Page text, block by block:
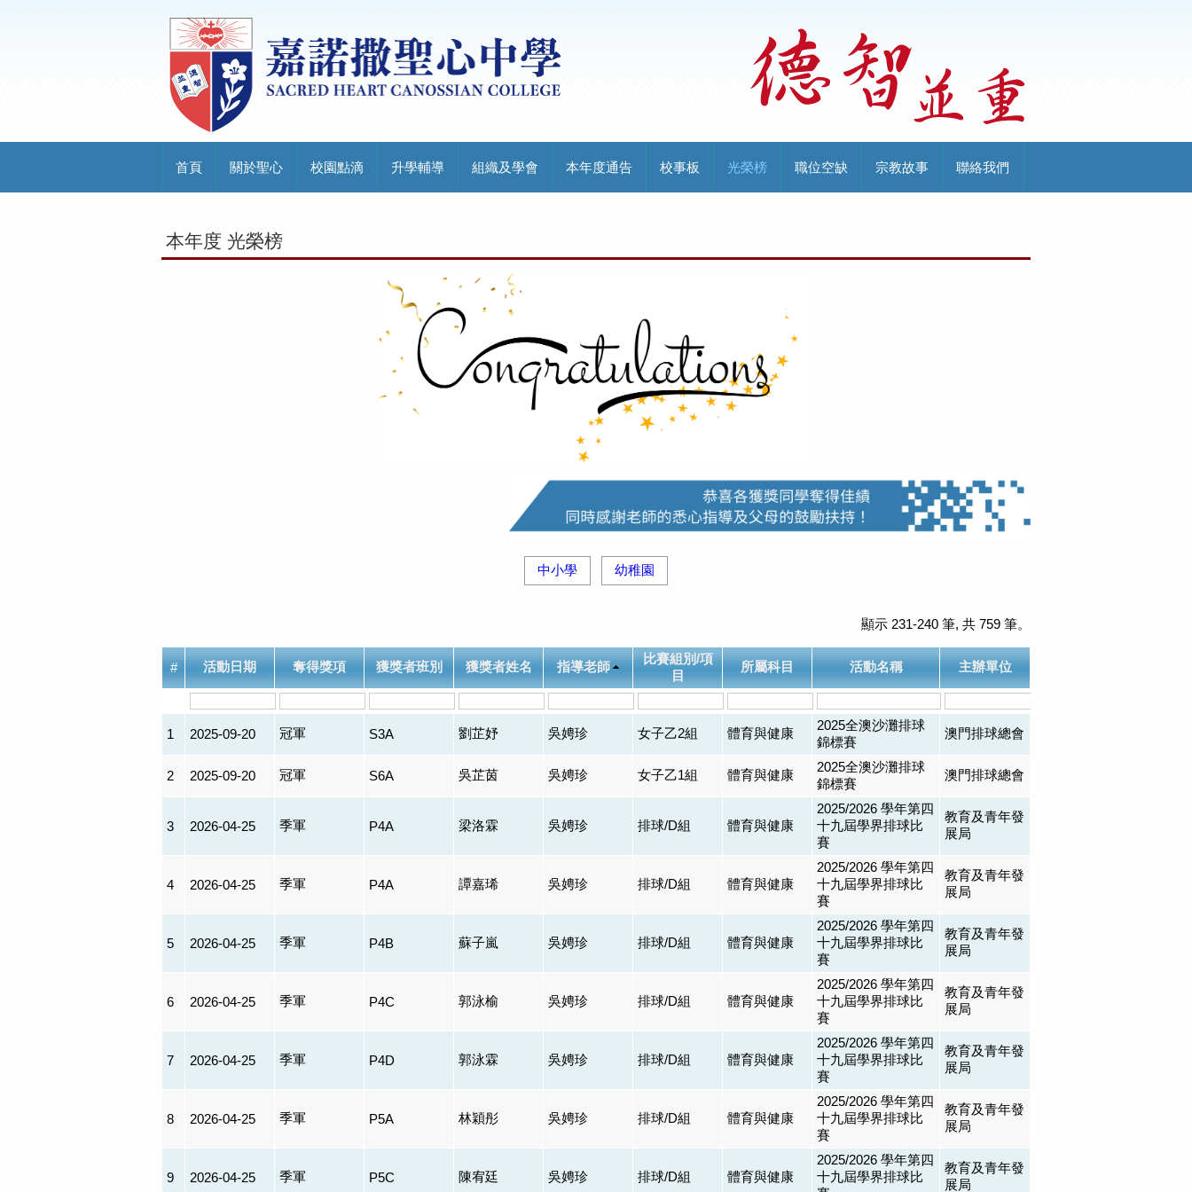
首頁 關於聖心 校園點滴 升學輔導 組織及學會 本年度通告 校事板 光榮榜 職位空缺 宗教故事 聯絡我們
本年度 光榮榜
中小學 幼稚園
顯示 231-240 筆, 共 759 筆。
# 活動日期 奪得獎項 獲獎者班別 獲獎者姓名 指導老師
比賽組別/項
目
所屬科目 活動名稱 主辦單位
1 2025-09-20 冠軍 S3A 劉芷妤 吳娉珍 女子乙2組 體育與健康
2025全澳沙灘排球
錦標賽
澳門排球總會
2 2025-09-20 冠軍 S6A 吳芷茵 吳娉珍 女子乙1組 體育與健康
2025全澳沙灘排球
錦標賽
澳門排球總會
3 2026-04-25 季軍 P4A 梁洛霖 吳娉珍 排球/D組 體育與健康
2025/2026 學年第四
十九屆學界排球比
賽
教育及青年發
展局
4 2026-04-25 季軍 P4A 譚嘉琋 吳娉珍 排球/D組 體育與健康
2025/2026 學年第四
十九屆學界排球比
賽
教育及青年發
展局
5 2026-04-25 季軍 P4B 蘇子嵐 吳娉珍 排球/D組 體育與健康
2025/2026 學年第四
十九屆學界排球比
賽
教育及青年發
展局
6 2026-04-25 季軍 P4C 郭泳榆 吳娉珍 排球/D組 體育與健康
2025/2026 學年第四
十九屆學界排球比
賽
教育及青年發
展局
7 2026-04-25 季軍 P4D 郭泳霖 吳娉珍 排球/D組 體育與健康
2025/2026 學年第四
十九屆學界排球比
賽
教育及青年發
展局
8 2026-04-25 季軍 P5A 林穎彤 吳娉珍 排球/D組 體育與健康
2025/2026 學年第四
十九屆學界排球比
賽
教育及青年發
展局
9 2026-04-25 季軍 P5C 陳宥廷 吳娉珍 排球/D組 體育與健康
2025/2026 學年第四
十九屆學界排球比
教育及青年發
展局